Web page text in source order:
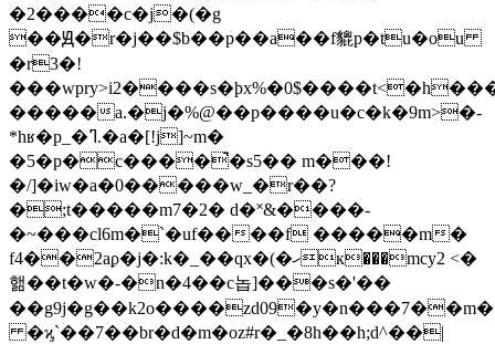
�2����c�j�(�g
��Ԭ�r�j��$b��p��a��f貔p�tu�ou
�r3�!
�����a.�j�%@��p����u�c�k�9m>�-
*hʁ�p_�ߣ.�a�[!j]~m�
�5�p�c����̚�s5�� m���!
�/]�iw�a�0�����w_�r��?
�;t�����m7�2� d�˟&����-
�~���cl6m�`�uf����f �����m�
f4��2aϼ�j�:k�_��qx�(�ހк���mcy2 <�
핾��t�w�-�n�4��c놉]���s�'��
�ϗ`��7��br�d�m�oz#r�_�8h��h;d^��|